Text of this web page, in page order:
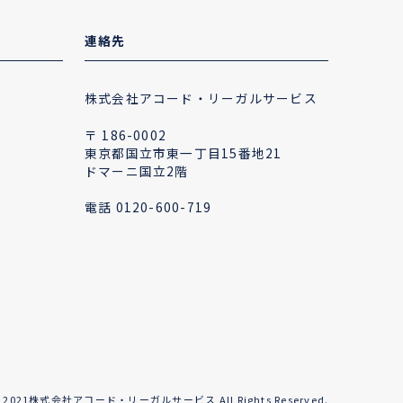
連絡先
株式会社アコード・リーガルサービス
〒 186-0002
東京都国立市東一丁目15番地21
ドマーニ国立2階
電話 0120-600-719
株式会社アコード・リーガルサービス All Rights Reserved.